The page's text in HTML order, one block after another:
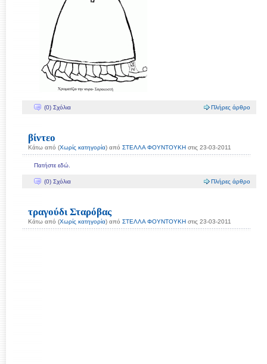
(0) Σχόλια Πλήρες άρθρο
βίντεο
Κάτω από (Χωρίς κατηγορία) από ΣΤEΛΛΑ ΦΟΥΝΤΟΥΚΗ στις 23-03-2011
Πατήστε εδώ.
(0) Σχόλια Πλήρες άρθρο
τραγούδι Σταρόβας
Κάτω από (Χωρίς κατηγορία) από ΣΤEΛΛΑ ΦΟΥΝΤΟΥΚΗ στις 23-03-2011